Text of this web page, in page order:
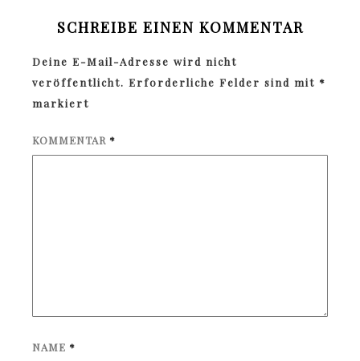
SCHREIBE EINEN KOMMENTAR
Deine E-Mail-Adresse wird nicht
veröffentlicht. Erforderliche Felder sind mit *
markiert
KOMMENTAR *
NAME *